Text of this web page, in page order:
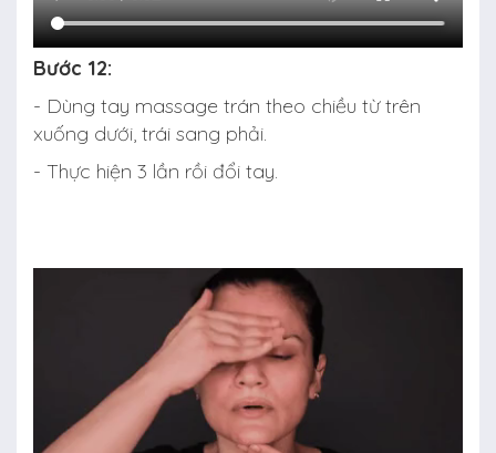
Bước 12:
- Dùng tay massage trán theo chiều từ trên
xuống dưới, trái sang phải.
- Thực hiện 3 lần rồi đổi tay.